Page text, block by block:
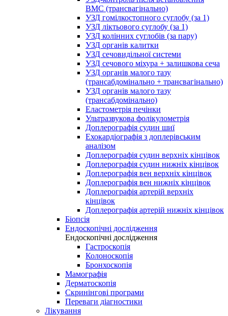
ВМС (трансвагінально)
УЗД гомілкостопного суглобу (за 1)
УЗД ліктьового суглобу (за 1)
УЗД колінних суглобів (за пару)
УЗД органів калитки
УЗД сечовидільної системи
УЗД сечового міхура + залишкова сеча
УЗД органів малого тазу
(трансабдомінально + трансвагінально)
УЗД органів малого тазу
(трансабдомінально)
Еластометрія печінки
Ультразвукова фолікулометрія
Доплерографія судин шиї
Ехокардіографія з доплерівським
аналізом
Доплерографія судин верхніх кінцівок
Доплерографія судин нижніх кінцівок
Доплерографія вен верхніх кінцівок
Доплерографія вен нижніх кінцівок
Доплерографія артерій верхніх
кінцівок
Доплерографія артерій нижніх кінцівок
Біопсія
Ендоскопічні дослідження
Ендоскопічні дослідження
Гастроскопія
Колоноскопія
Бронхоскопія
Мамографія
Дерматоскопія
Скринінгові програми
Переваги діагностики
Лікування